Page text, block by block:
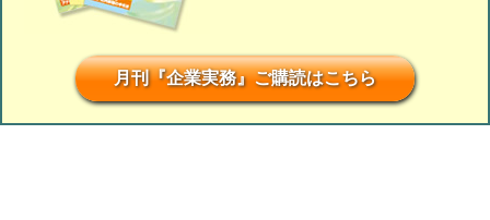
月刊『企業実務』ご購読はこちら